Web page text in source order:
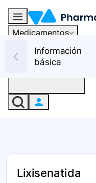
Medicamentos
RecursosInformación
básica
Lixisenatida